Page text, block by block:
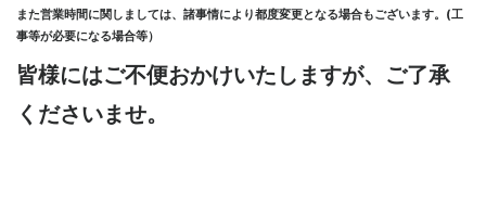
また営業時間に関しましては、諸事情により都度変更となる場合もございます。(工
事等が必要になる場合等）
皆様にはご不便おかけいたしますが、ご了承
くださいませ。